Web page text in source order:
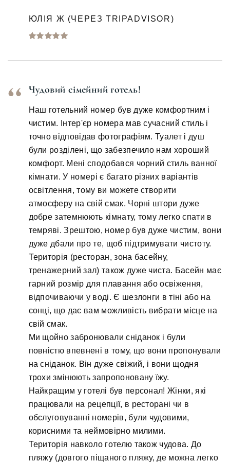
ЮЛІЯ Ж (ЧЕРЕЗ TRIPADVISOR)
Чудовий сімейний готель!
Наш готельний номер був дуже комфортним і
чистим. Інтер'єр номера мав сучасний стиль і
точно відповідав фотографіям. Туалет і душ
були розділені, що забезпечило нам хороший
комфорт. Мені сподобався чорний стиль ванної
кімнати. У номері є багато різних варіантів
освітлення, тому ви можете створити
атмосферу на свій смак. Чорні штори дуже
добре затемнюють кімнату, тому легко спати в
темряві. Зрештою, номер був дуже чистим, вони
дуже дбали про те, щоб підтримувати чистоту.
Територія (ресторан, зона басейну,
тренажерний зал) також дуже чиста. Басейн має
гарний розмір для плавання або освіження,
відпочиваючи у воді. Є шезлонги в тіні або на
сонці, що дає вам можливість вибрати місце на
свій смак.
Ми щойно забронювали сніданок і були
повністю впевнені в тому, що вони пропонували
на сніданок. Він дуже свіжий, і вони щодня
трохи змінюють запропоновану їжу.
Найкращим у готелі був персонал! Жінки, які
працювали на рецепції, в ресторані чи в
обслуговуванні номерів, були чудовими,
корисними та неймовірно милими.
Територія навколо готелю також чудова. До
пляжу (довгого піщаного пляжу, де можна легко